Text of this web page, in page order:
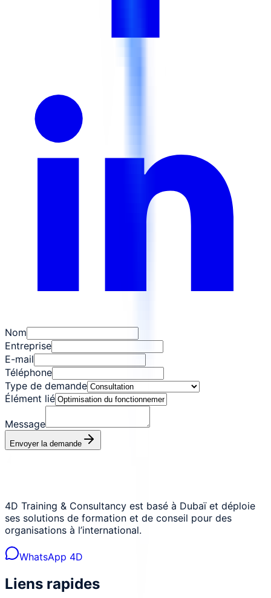
Nom
Entreprise
E-mail
Téléphone
Type de demande
Élément lié
Message
Envoyer la demande
4D Training & Consultancy est basé à Dubaï et déploie
ses solutions de formation et de conseil pour des
organisations à l’international.
WhatsApp 4D
Liens rapides